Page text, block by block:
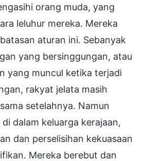
orang muda, yang
leluhur mereka. Mereka
aturan ini. Sebanyak
yang bersinggungan, atau
yang muncul ketika terjadi
rakyat jelata masih
setelahnya. Namun
dalam keluarga kerajaan,
dan perselisihan kekuasaan
Mereka berebut dan